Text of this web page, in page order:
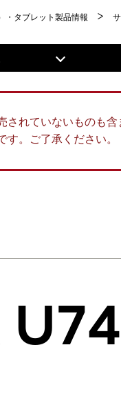
・タブレット製品情報
れていないものも含
。ご了承ください。